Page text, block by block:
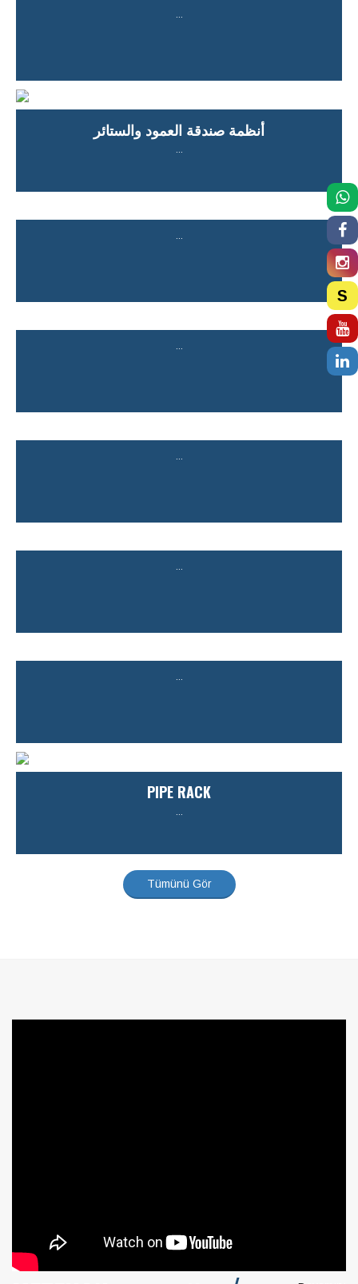
...
أنظمة صندقة العمود والستائر
...
...
...
...
...
...
PIPE RACK
Tümünü Gör
S